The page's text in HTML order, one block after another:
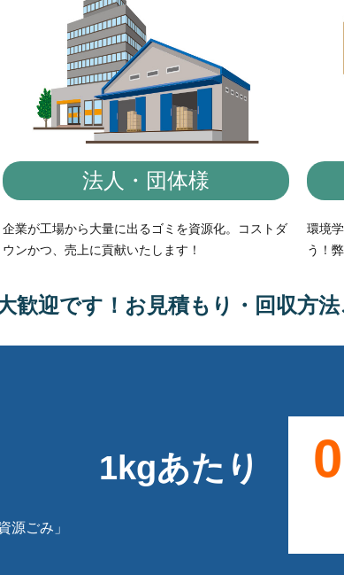
法人・団体様
企業が工場から大量に出るゴミを資源化。コストダ
ウンかつ、売上に貢献いたします！
環境
う！
歓迎です！お見積もり・回収方
源ごみ」
1kgあたり